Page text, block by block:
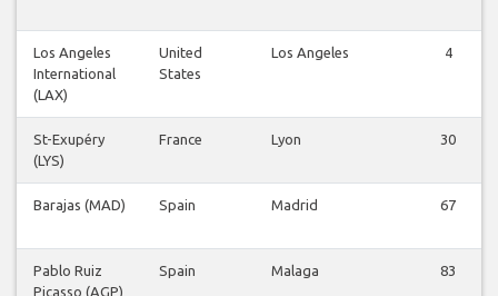
Los Angeles
International
(LAX)
United
States
Los Angeles 4
St-Exupéry
(LYS)
France Lyon 30
Barajas (MAD) Spain Madrid 67
Pablo Ruiz
Picasso (AGP)
Spain Malaga 83